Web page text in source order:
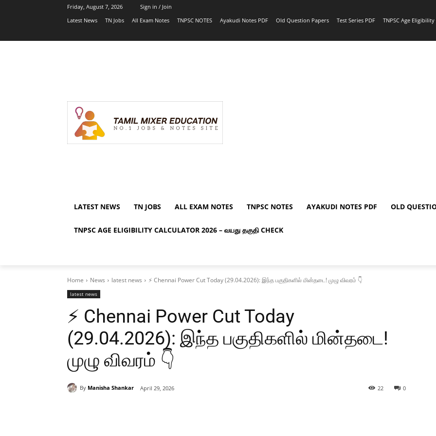
Friday, August 7, 2026
Sign in / Join
Latest News
TN Jobs All Exam Notes TNPSC NOTES Ayakudi Notes PDF Old Question Papers Test Series PDF TNPSC Age
LATEST NEWS TN JOBS ALL EXAM NOTES TNPSC NOTES AYAKUDI NOTES PDF OLD
TNPSC AGE ELIGIBILITY CALCULATOR 2026 – வயது தகுதி CHECK
Home News latest news ⚡ Chennai Power Cut Today (29.04.2026): இந்த பகுதிகளில் மின்தடை! முழு விவரம் 👇
latest news
⚡ Chennai Power Cut Today
(29.04.2026): இந்த பகுதிகளில் மின்தடை!
முழு விவரம் 👇
By Manisha Shankar April 29, 2026 0
22